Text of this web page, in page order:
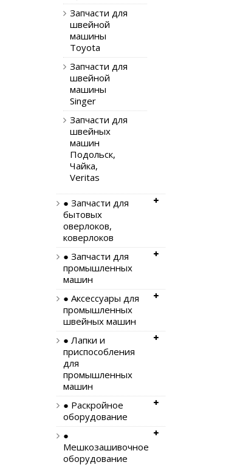
Запчасти для
швейной
машины
Toyota
Запчасти для
швейной
машины
Singer
Запчасти для
швейных
машин
Подольск,
Чайка,
Veritas
● Запчасти для
бытовых
оверлоков,
коверлоков
● Запчасти для
промышленных
машин
● Аксессуары для
промышленных
швейных машин
● Лапки и
приспособления
для
промышленных
машин
● Раскройное
оборудование
●
Мешкозашивочное
оборудование